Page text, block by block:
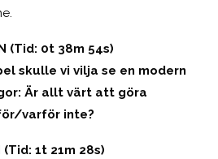
(Tid: 0t 38m 54s)
skulle vi vilja se en modern
Är allt värt att göra
varför inte?
(Tid: 1t 21m 28s)